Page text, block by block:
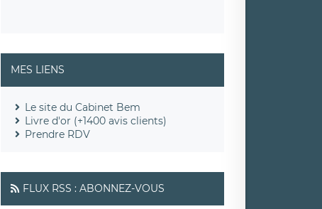
MES LIENS
Le site du Cabinet Bem
Livre d'or (+1400 avis clients)
Prendre RDV
FLUX RSS : ABONNEZ-VOUS